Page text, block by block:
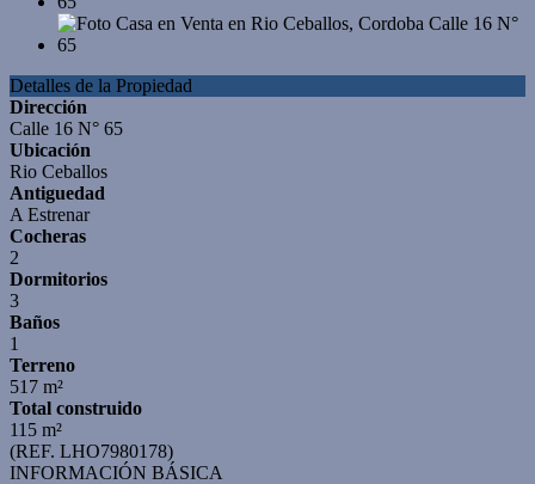
Detalles de la Propiedad
Dirección
Calle 16 N° 65
Ubicación
Rio Ceballos
Antiguedad
A Estrenar
Cocheras
2
Dormitorios
3
Baños
1
Terreno
517 m²
Total construido
115 m²
(REF. LHO7980178)
INFORMACIÓN BÁSICA